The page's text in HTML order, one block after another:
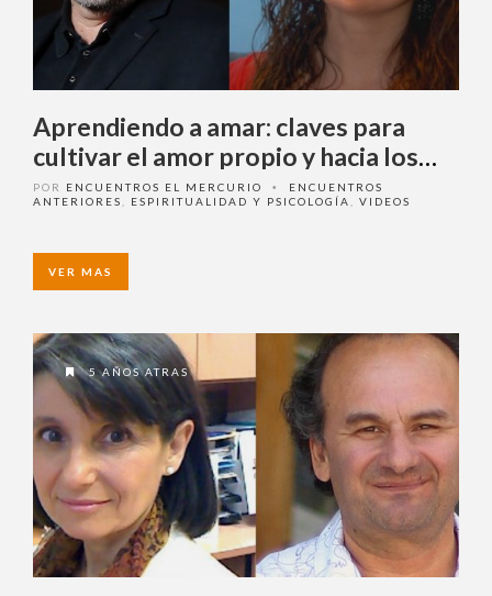
Aprendiendo a amar: claves para
cultivar el amor propio y hacia los
demás
POR ENCUENTROS EL MERCURIO •
ENCUENTROS
ANTERIORES
ESPIRITUALIDAD Y PSICOLOGÍA VIDEOS
VER MAS
5 AÑOS ATRAS